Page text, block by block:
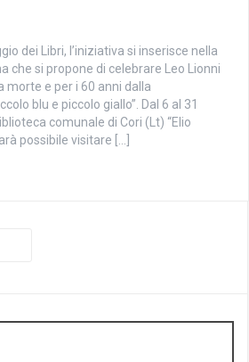
dei Libri, l’iniziativa si inserisce nella
che si propone di celebrare Leo Lionni
morte e per i 60 anni dalla
blu e piccolo giallo”. Dal 6 al 31
comunale di Cori (Lt) “Elio
possibile visitare […]